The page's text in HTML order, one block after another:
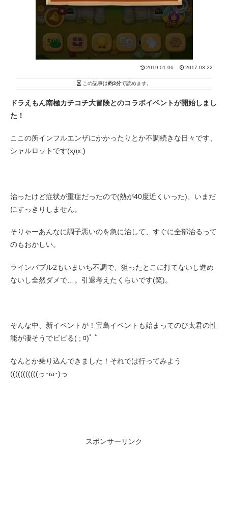
2019.01.06 2017.03.22
この記事は約3分で読めます。
ドラえもん南極カチコチ大冒険とのコラボイベントが開始しまし
た！
ここの所インフルエンザにかかったりとか不調続きな日々です、
シャルロットです(xдx;)
治ったけど症状が重症だったので(熱が40度近くいった)、いまだ
にすっきりしません。
そりゃーあんなに調子悪いのを急に治して、すぐに全部治るって
のもおかしい。
ラインバブル2もいまいち不調で、狙ったとこに打てないし進め
ないし全然ダメで…。引退考えたくらいです(笑)。
そんな中、新イベントが！宝島イベントも始まってのび太君の性
能が凄そうでビビる( ; ﾛ)ﾟ ﾟ
なんとか乗り込んできました！それでは行ってみよう
(((((((((((っ･ω･)っ
スポンサーリンク